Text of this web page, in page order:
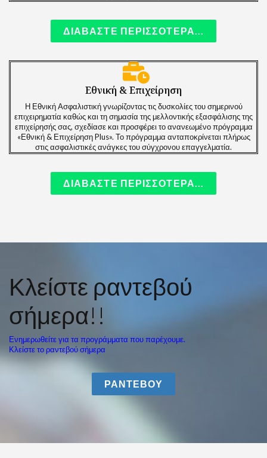
ΔΙΑΒΑΣΤΕ ΠΕΡΙΣΣΟΤΕΡΑ...
Εθνική & Επιχείρηση
Η Εθνική Ασφαλιστική γνωρίζοντας τις δυσκολίες του σημερινού
επιχειρηματία καθώς και τη σημασία της μελλοντικής εξασφάλισης της
επιχείρησής σας, σχεδίασε και προσφέρει το ανανεωμένο πρόγραμμα
«Εθνική & Επιχείρηση Plus». Το πρόγραμμα ανταποκρίνεται πλήρως
στις ασφαλιστικές ανάγκες του σύγχρονου επαγγελματία.
ΔΙΑΒΑΣΤΕ ΠΕΡΙΣΣΟΤΕΡΑ...
Κλείστε ραντεβού
σήμερα!!
Ενημερωθείτε για τα προγράμματα που παρέχουμε.
Κλείστε το ραντεβού σήμερα
ΡΑΝΤΕΒΟΥ